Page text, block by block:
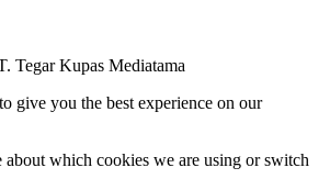
Tegar Kupas Mediatama
give you the best experience on our
which cookies we are using or switch